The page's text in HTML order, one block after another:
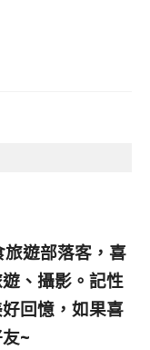
遊部落客， 喜
、攝影。 記性
回憶， 如果喜
~